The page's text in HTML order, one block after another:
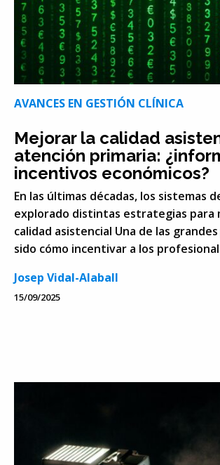
AVANCES EN GESTIÓN CLÍNICA
Mejorar la calidad
atención primaria:
incentivos económicos?
En las últimas décadas, los sistemas
explorado distintas estrategias para
calidad asistencial Una de las
sido cómo incentivar a los
Josep Vidal-Alaball
15/09/2025